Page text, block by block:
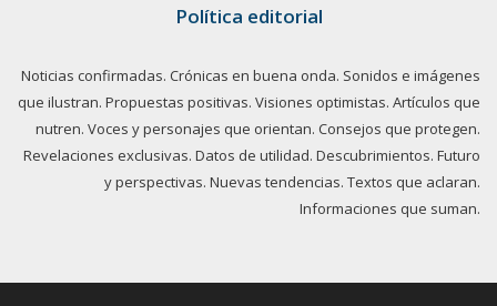
Política editorial
Noticias confirmadas. Crónicas en buena onda. Sonidos e imágenes
que ilustran. Propuestas positivas. Visiones optimistas. Artículos que
nutren. Voces y personajes que orientan. Consejos que protegen.
Revelaciones exclusivas. Datos de utilidad. Descubrimientos. Futuro
y perspectivas. Nuevas tendencias. Textos que aclaran.
Informaciones que suman.